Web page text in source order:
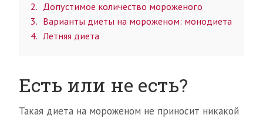
2
Допустимое количество мороженого
3
Варианты диеты на мороженом: монодиета
4 Летняя диета
Есть или не есть?
Такая диета на мороженом не приносит никакой